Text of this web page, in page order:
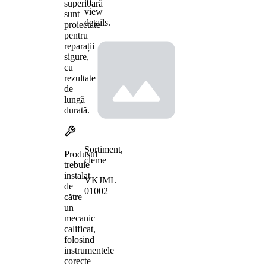
superioară
sunt
proiectate
pentru
reparații
sigure,
cu
rezultate
de
lungă
durată.
Produsul
trebuie
instalat
de
către
un
mecanic
calificat,
folosind
instrumentele
corecte
view
details.
Sortiment,
cleme
VKJML
01002